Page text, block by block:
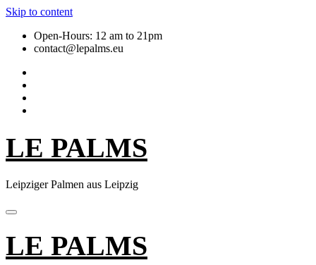
Skip to content
Open-Hours: 12 am to 21pm
contact@lepalms.eu
LE PALMS
Leipziger Palmen aus Leipzig
LE PALMS